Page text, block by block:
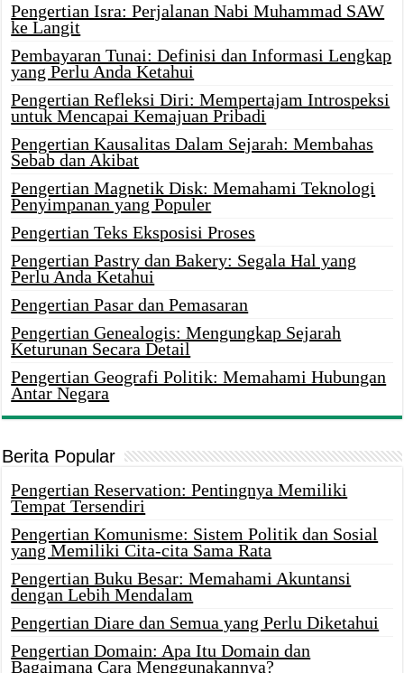
Pengertian Isra: Perjalanan Nabi Muhammad SAW
ke Langit
Pembayaran Tunai: Definisi dan Informasi Lengkap
yang Perlu Anda Ketahui
Pengertian Refleksi Diri: Mempertajam Introspeksi
untuk Mencapai Kemajuan Pribadi
Pengertian Kausalitas Dalam Sejarah: Membahas
Sebab dan Akibat
Pengertian Magnetik Disk: Memahami Teknologi
Penyimpanan yang Populer
Pengertian Teks Eksposisi Proses
Pengertian Pastry dan Bakery: Segala Hal yang
Perlu Anda Ketahui
Pengertian Pasar dan Pemasaran
Pengertian Genealogis: Mengungkap Sejarah
Keturunan Secara Detail
Pengertian Geografi Politik: Memahami Hubungan
Antar Negara
Berita Popular
Pengertian Reservation: Pentingnya Memiliki
Tempat Tersendiri
Pengertian Komunisme: Sistem Politik dan Sosial
yang Memiliki Cita-cita Sama Rata
Pengertian Buku Besar: Memahami Akuntansi
dengan Lebih Mendalam
Pengertian Diare dan Semua yang Perlu Diketahui
Pengertian Domain: Apa Itu Domain dan
Bagaimana Cara Menggunakannya?